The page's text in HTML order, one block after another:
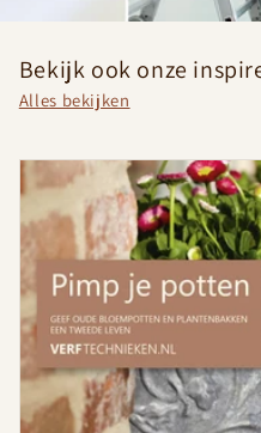
Bekijk ook onze
Alles bekijken